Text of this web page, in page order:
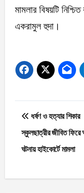
মামলার বিষয়টি
একরামুল হুদা।
Post
ধর্ষণ ও হত্যার শিকার
স্কুলছাত্রীর জীবিত ফিরে
ঘটনায় হাইকোর্টে মামলা